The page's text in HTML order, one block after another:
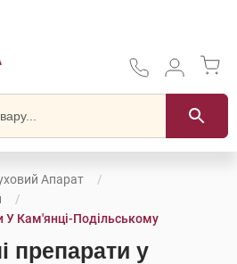
Апарат
У Кам'янці-Подільському
препарати у